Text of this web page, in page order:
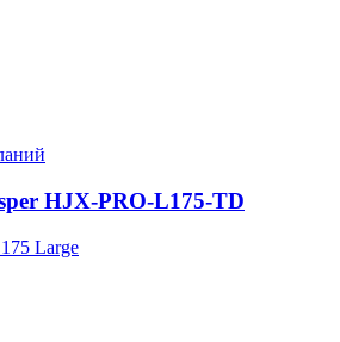
HJX-PRO-L175-TD
Large